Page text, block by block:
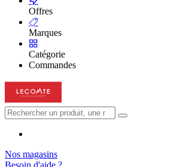
Offres
Marques
Catégorie
Commandes
Nos magasins